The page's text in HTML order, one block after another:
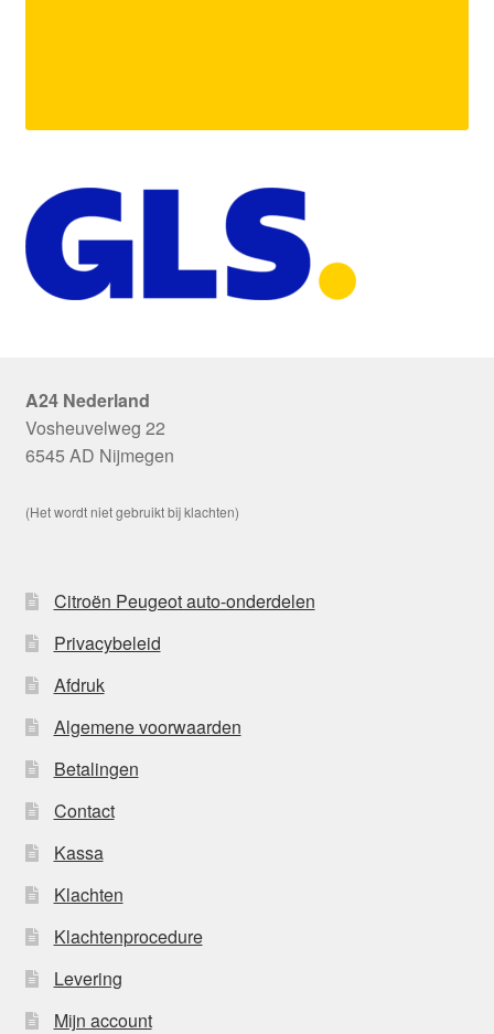
A24 Nederland
Vosheuvelweg 22
6545 AD Nijmegen
(Het wordt niet gebruikt bij klachten)
Citroën Peugeot auto-onderdelen
Privacybeleid
Afdruk
Algemene voorwaarden
Betalingen
Contact
Kassa
Klachten
Klachtenprocedure
Levering
Mijn account